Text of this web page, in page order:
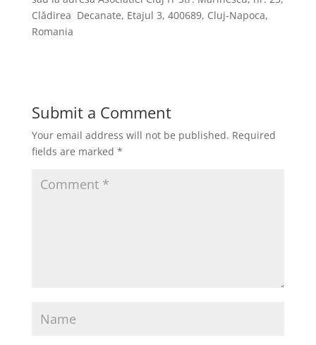
Clădirea Decanate, Etajul 3, 400689, Cluj-Napoca,
Romania
Submit a Comment
Your email address will not be published. Required
fields are marked *